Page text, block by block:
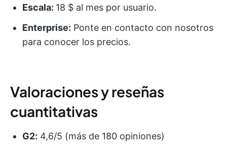
Escala: 18 $ al mes por usuario.
Enterprise: Ponte en contacto con nosotros
para conocer los precios.
Valoraciones y reseñas
cuantitativas
G2: 4,6/5 (más de 180 opiniones)